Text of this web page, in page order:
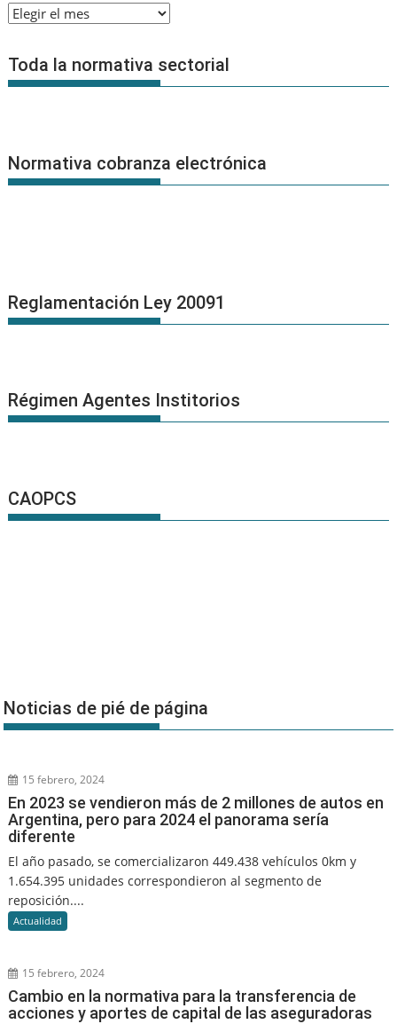
Archivo
Noticias
Toda la normativa sectorial
Normativa cobranza electrónica
Reglamentación Ley 20091
Régimen Agentes Institorios
CAOPCS
Noticias de pié de página
15 febrero, 2024
En 2023 se vendieron más de 2 millones de autos en
Argentina, pero para 2024 el panorama sería
diferente
El año pasado, se comercializaron 449.438 vehículos 0km y
1.654.395 unidades correspondieron al segmento de
reposición....
Actualidad
15 febrero, 2024
Cambio en la normativa para la transferencia de
acciones y aportes de capital de las aseguradoras